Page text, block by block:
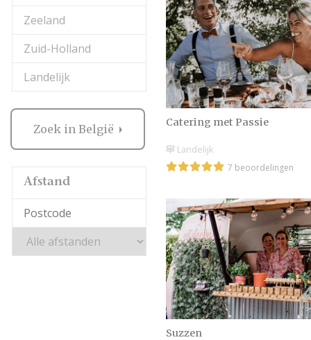
Zeeland
Zuid-Holland
Landelijk
Zoek in België
Afstand
Catering met Passie
Landelijk
7 beoordelingen
Suzzen